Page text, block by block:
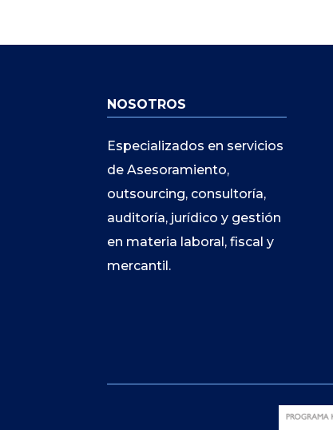
NOSOTROS
Especializados en servicios
de Asesoramiento,
outsourcing, consultoría,
auditoría, jurídico y gestión
en materia laboral, fiscal y
mercantil.